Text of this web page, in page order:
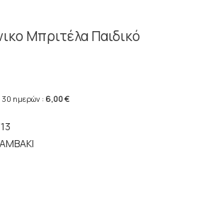
Μπριτέλα Παιδικό
30 ημερών : 6,00 €